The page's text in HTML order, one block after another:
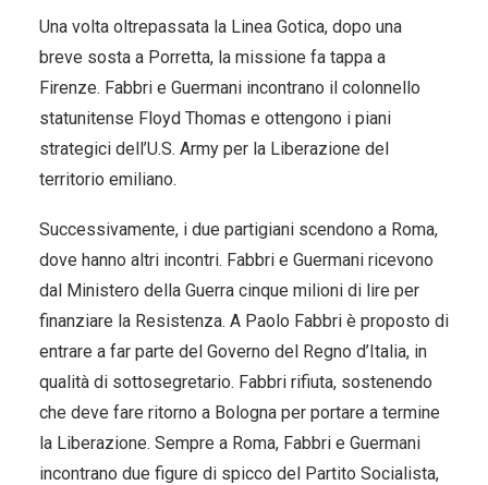
Una volta oltrepassata la Linea Gotica, dopo una
breve sosta a Porretta, la missione fa tappa a
Firenze. Fabbri e Guermani incontrano il colonnello
statunitense Floyd Thomas e ottengono i piani
strategici dell’U.S. Army per la Liberazione del
territorio emiliano.
Successivamente, i due partigiani scendono a Roma,
dove hanno altri incontri. Fabbri e Guermani ricevono
dal Ministero della Guerra cinque milioni di lire per
finanziare la Resistenza. A Paolo Fabbri è proposto di
entrare a far parte del Governo del Regno d’Italia, in
qualità di sottosegretario. Fabbri rifiuta, sostenendo
che deve fare ritorno a Bologna per portare a termine
la Liberazione. Sempre a Roma, Fabbri e Guermani
incontrano due figure di spicco del Partito Socialista,